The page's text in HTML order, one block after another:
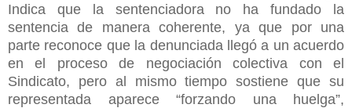
Indica que la sentenciadora no ha fundado la
sentencia de manera coherente, ya que por una
parte reconoce que la denunciada llegó a un acuerdo
en el proceso de negociación colectiva con el
Sindicato, pero al mismo tiempo sostiene que su
representada aparece “forzando una huelga”,